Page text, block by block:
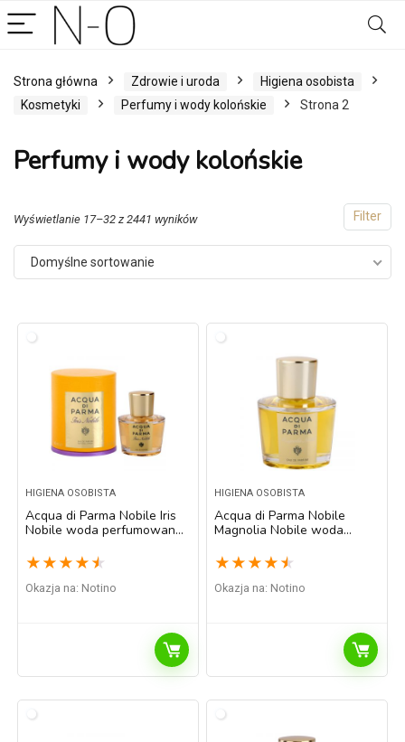
Strona główna Zdrowie i uroda
Higiena osobista
Kosmetyki
Perfumy i wody kolońskie Strona 2
Perfumy i wody kolońskie
Filter
Wyświetlanie 17–32 z 2441 wyników
Domyślne sortowanie
HIGIENA OSOBISTA
Acqua di Parma Nobile Iris
Nobile woda perfumowana
★ ★ ★ ★ ★
Okazja na: Notino
HIGIENA OSOBISTA
Acqua di Parma Nobile
Magnolia Nobile woda
100 ml
★ ★ ★ ★ ★
Okazja na: Notino